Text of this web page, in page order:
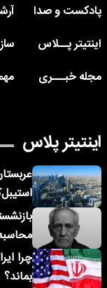
پادکست و صدا
اینتیتر پــلاس
مجله خبـــری
اینتیتر پلاس
چرا
بماند؟